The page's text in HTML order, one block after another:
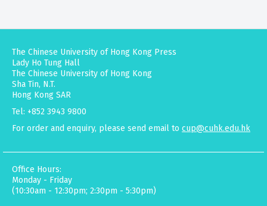
The Chinese University of Hong Kong Press
Lady Ho Tung Hall
The Chinese University of Hong Kong
Sha Tin, N.T.
Hong Kong SAR
Tel: +852 3943 9800
For order and enquiry, please send email to cup@cuhk.edu.hk
Office Hours:
Monday - Friday
(10:30am - 12:30pm; 2:30pm - 5:30pm)